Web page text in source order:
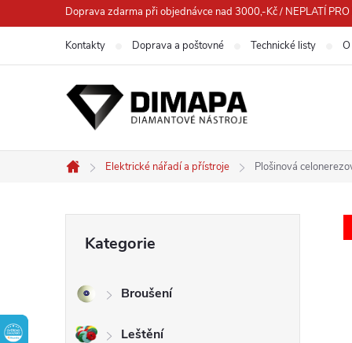
na
Doprava zdarma při objednávce nad 3000,-Kč / NEPLATÍ
Kontakty Doprava a poštovné Technické listy
Domů
Elektrické nářadí a přístroje Plošinová
s
kategorie
Kategorie
Broušení
Leštění